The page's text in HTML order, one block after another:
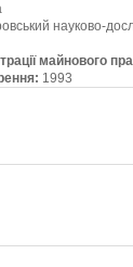
науково-
майнового
1993